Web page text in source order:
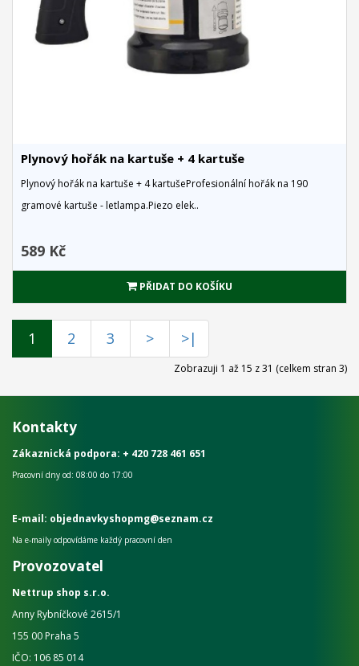
Plynový hořák na kartuše + 4 kartuše
Plynový hořák na kartuše + 4 kartušeProfesionální hořák na 190
gramové kartuše - letlampa.Piezo elek..
589 Kč
PŘIDAT DO KOŠÍKU
1 2 3 > >|
Zobrazuji 1 až 15 z 31 (celkem stran 3)
Kontakty
Zákaznická podpora: + 420 728 461 651
Pracovní dny od: 08:00 do 17:00
E-mail: objednavkyshopmg@seznam.cz
Na e-maily odpovídáme každý pracovní den
Provozovatel
Nettrup shop s.r.o.
Anny Rybníčkové 2615/1
155 00 Praha 5
IČO: 106 85 014